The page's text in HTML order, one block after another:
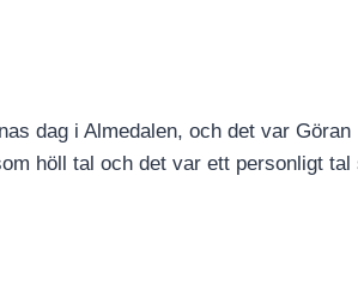
dag i Almedalen, och det var Göran
höll tal och det var ett personligt tal